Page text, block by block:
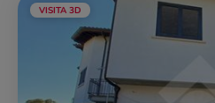
VISITA 3D